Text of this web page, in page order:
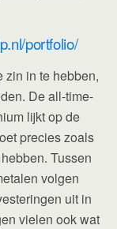
portfolio/
zin in te hebben,
De all-time-
lijkt op de
precies zoals
Tussen
volgen
uit in
vielen ook wat